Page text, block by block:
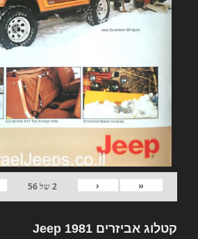
«
‹
2של56
קטלוג אביזרים 1981 Jeep